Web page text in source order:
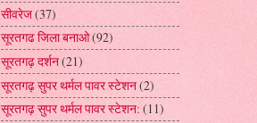
सीवरेज(37)
सूरतगढ जिला बनाओ(92)
सूरतगढ़ दर्शन(21)
सूरतगढ़ सुपर थर्मल पावर स्टेशन(2)
सूरतगढ़ सुपर थर्मल पावर स्टेशन: (11)